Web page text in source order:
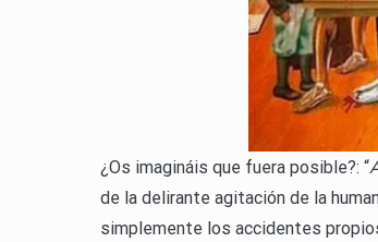
¿Os imagináis que fuera posible?: “
de la delirante agitación de la
simplemente los accidentes